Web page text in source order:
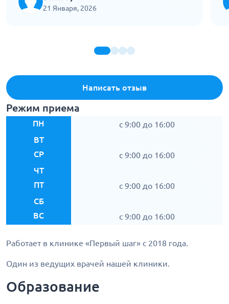
помощью я изменил свое отношение к
21 Января, 2026
Написать отзыв
Режим приема
ПН
c 9:00 до 16:00
ВТ
СР
c 9:00 до 16:00
ЧТ
ПТ
c 9:00 до 16:00
СБ
ВС
c 9:00 до 16:00
Работает в клинике «Первый шаг» с 2018 года.
Один из ведущих врачей нашей клиники.
Образование